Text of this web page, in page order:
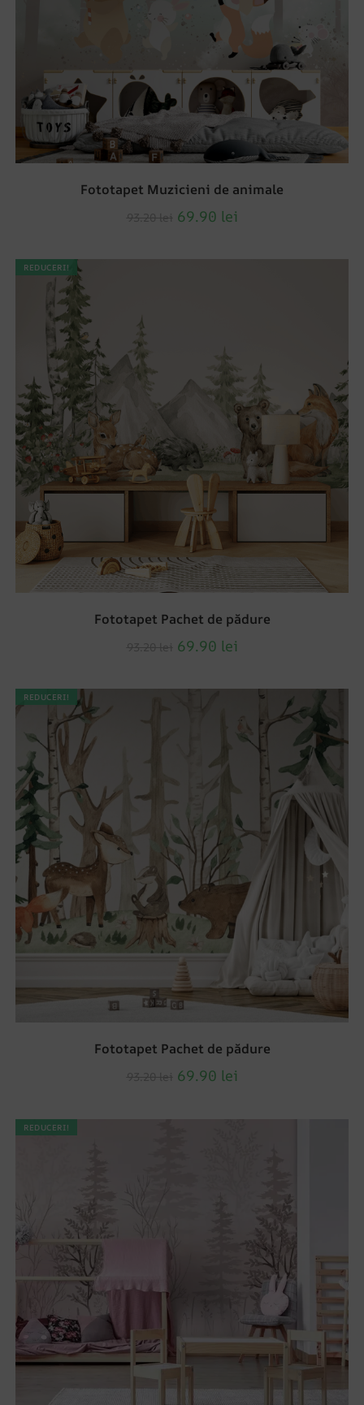
Fototapet Muzicieni de animale
69.90 lei
REDUCERI!
Fototapet Pachet de pădure
69.90 lei
REDUCERI!
Fototapet Pachet de pădure
69.90 lei
REDUCERI!